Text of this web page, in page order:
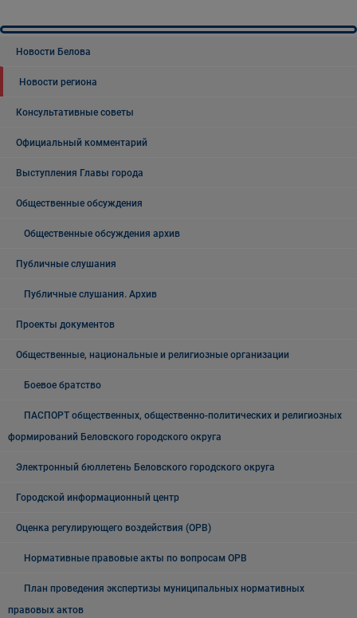
Новости Белова
Новости региона
Консультативные советы
Официальный комментарий
Выступления Главы города
Общественные обсуждения
Общественные обсуждения архив
Публичные слушания
Публичные слушания. Архив
Проекты документов
Общественные, национальные и религиозные организации
Боевое братство
ПАСПОРТ общественных, общественно-политических и религиозных
формирований Беловского городского округа
Электронный бюллетень Беловского городского округа
Городской информационный центр
Оценка регулирующего воздействия (ОРВ)
Нормативные правовые акты по вопросам ОРВ
План проведения экспертизы муниципальных нормативных
правовых актов